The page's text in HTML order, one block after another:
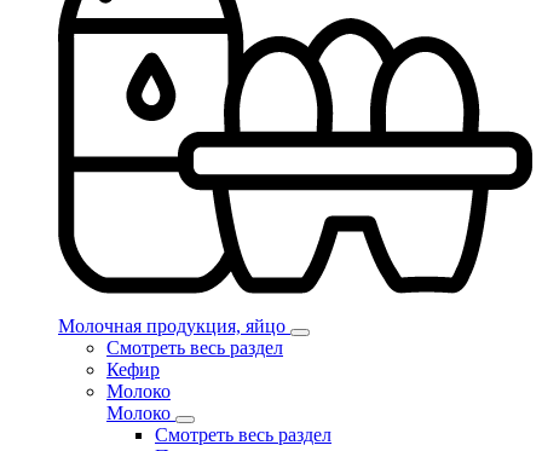
Молочная продукция, яйцо
Смотреть весь раздел
Кефир
Молоко
Молоко
Смотреть весь раздел